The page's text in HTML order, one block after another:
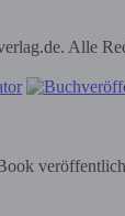
Alle